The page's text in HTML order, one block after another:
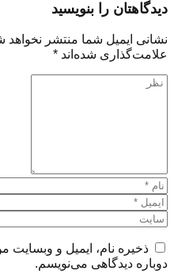
دیدگاهتان را بنویسید
نشانی ایمیل شما منتشر نخواهد
علامت‌گذاری شده‌اند *
ذخیره نام، ایمیل و وبسایت
دوباره دیدگاهی می‌نویسم.